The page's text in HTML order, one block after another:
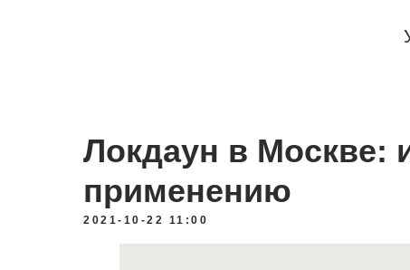
Локдаун в Москве:
применению
2021-10-22 11:00